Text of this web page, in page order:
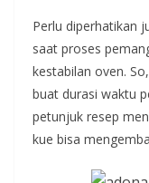
Perlu diperhatikan
saat proses
kestabilan oven.
buat durasi waktu
petunjuk resep
kue bisa